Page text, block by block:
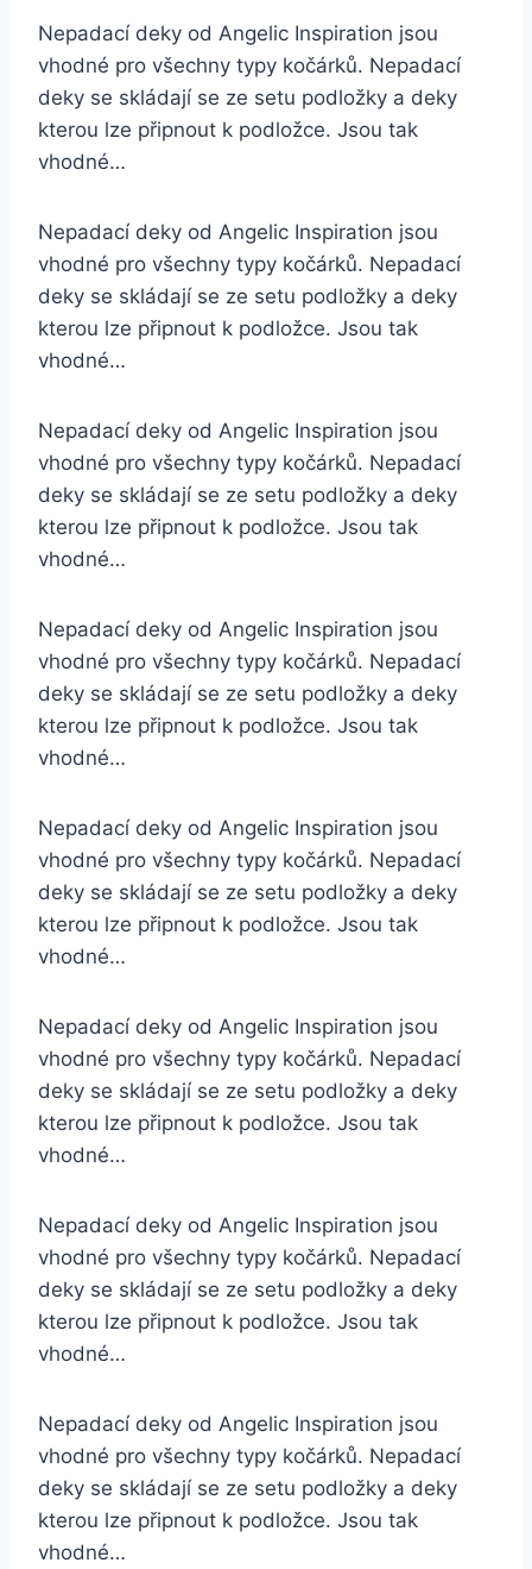
Nepadací deky od Angelic Inspiration jsou
vhodné pro všechny typy kočárků. Nepadací
deky se skládají se ze setu podložky a deky
kterou lze připnout k podložce. Jsou tak
vhodné…
Nepadací deky od Angelic Inspiration jsou
vhodné pro všechny typy kočárků. Nepadací
deky se skládají se ze setu podložky a deky
kterou lze připnout k podložce. Jsou tak
vhodné…
Nepadací deky od Angelic Inspiration jsou
vhodné pro všechny typy kočárků. Nepadací
deky se skládají se ze setu podložky a deky
kterou lze připnout k podložce. Jsou tak
vhodné…
Nepadací deky od Angelic Inspiration jsou
vhodné pro všechny typy kočárků. Nepadací
deky se skládají se ze setu podložky a deky
kterou lze připnout k podložce. Jsou tak
vhodné…
Nepadací deky od Angelic Inspiration jsou
vhodné pro všechny typy kočárků. Nepadací
deky se skládají se ze setu podložky a deky
kterou lze připnout k podložce. Jsou tak
vhodné…
Nepadací deky od Angelic Inspiration jsou
vhodné pro všechny typy kočárků. Nepadací
deky se skládají se ze setu podložky a deky
kterou lze připnout k podložce. Jsou tak
vhodné…
Nepadací deky od Angelic Inspiration jsou
vhodné pro všechny typy kočárků. Nepadací
deky se skládají se ze setu podložky a deky
kterou lze připnout k podložce. Jsou tak
vhodné…
Nepadací deky od Angelic Inspiration jsou
vhodné pro všechny typy kočárků. Nepadací
deky se skládají se ze setu podložky a deky
kterou lze připnout k podložce. Jsou tak
vhodné…